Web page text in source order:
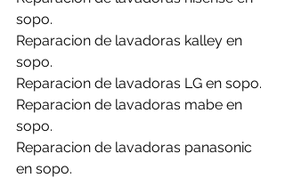
sopo.
Reparacion de lavadoras kalley en
sopo.
Reparacion de lavadoras LG en sopo.
Reparacion de lavadoras mabe en
sopo.
Reparacion de lavadoras panasonic
en sopo.